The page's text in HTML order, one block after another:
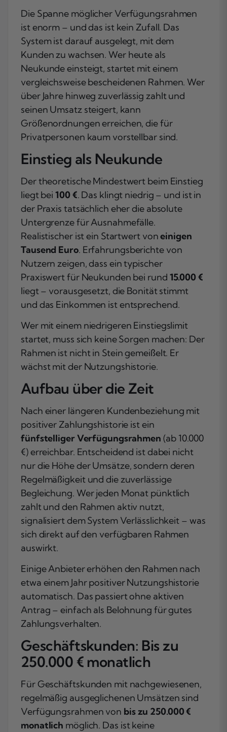
Die Spanne möglicher Verfügungsrahmen
ist enorm – und das ist kein Zufall. Das
System ist darauf ausgelegt, mit dem
Kunden zu wachsen. Wer heute als
Neukunde einsteigt, startet mit einem
vergleichsweise bescheidenen Rahmen. Wer
über Jahre hinweg zuverlässig zahlt und
seinen Umsatz steigert, kann
Größenordnungen erreichen, die für
Privatpersonen kaum vorstellbar sind.
Einstieg als Neukunde
Der theoretische Mindestwert beim Einstieg
liegt bei100 €. Das klingt niedrig – und ist in
der Praxis tatsächlich eher die absolute
Untergrenze für Ausnahmefälle.
Realistischer ist ein Startwert voneinigen
Tausend Euro. Erfahrungsberichte von
Nutzern zeigen, dass ein typischer
Praxiswert für Neukunden bei rund 15.000 €
liegt – vorausgesetzt, die Bonität stimmt
und das Einkommen ist entsprechend.
Wer mit einem niedrigeren Einstiegslimit
startet, muss sich keine Sorgen machen: Der
Rahmen ist nicht in Stein gemeißelt. Er
wächst mit der Nutzungshistorie.
Aufbau über die Zeit
Nach einer längeren Kundenbeziehung mit
positiver Zahlungshistorie ist ein
fünfstelliger Verfügungsrahmen (ab 10.000
€) erreichbar. Entscheidend ist dabei nicht
nur die Höhe der Umsätze, sondern deren
Regelmäßigkeit und die zuverlässige
Begleichung. Wer jeden Monat pünktlich
zahlt und den Rahmen aktiv nutzt,
signalisiert dem System Verlässlichkeit – was
sich direkt auf den verfügbaren Rahmen
auswirkt.
Einige Anbieter erhöhen den Rahmen nach
etwa einem Jahr positiver Nutzungshistorie
automatisch. Das passiert ohne aktiven
Antrag – einfach als Belohnung für gutes
Zahlungsverhalten.
Geschäftskunden: Bis zu
250.000 € monatlich
Für Geschäftskunden mit nachgewiesenen,
regelmäßig ausgeglichenen Umsätzen sind
Verfügungsrahmen von bis zu 250.000 €
monatlich möglich. Das ist keine